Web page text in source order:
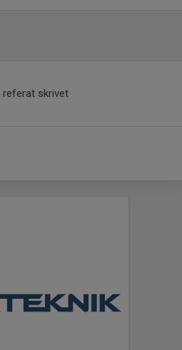
referat skrivet